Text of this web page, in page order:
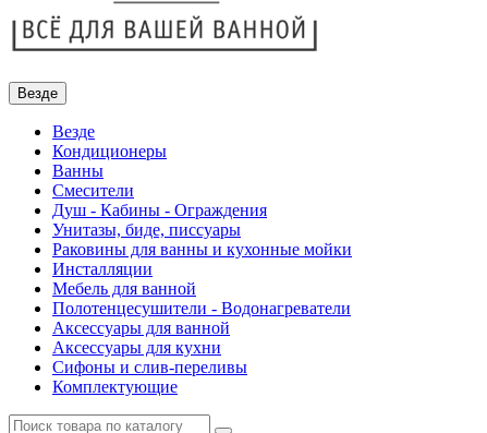
Везде
Везде
Кондиционеры
Ванны
Смесители
Душ - Кабины - Ограждения
Унитазы, биде, писсуары
Раковины для ванны и кухонные мойки
Инсталляции
Мебель для ванной
Полотенцесушители - Водонагреватели
Аксессуары для ванной
Аксессуары для кухни
Сифоны и слив-переливы
Комплектующие